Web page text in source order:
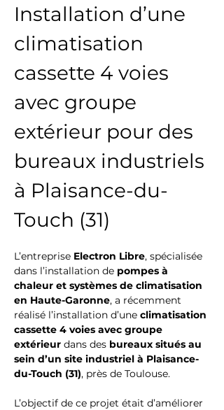
Installation d’une
climatisation
cassette 4 voies
avec groupe
extérieur pour des
bureaux industriels
à Plaisance-du-
Touch (31)
L’entreprise Electron Libre, spécialisée
dans l’installation de pompes à
chaleur et systèmes de climatisation
en Haute-Garonne, a récemment
réalisé l’installation d’une climatisation
cassette 4 voies avec groupe
extérieur dans des bureaux situés au
sein d’un site industriel à Plaisance-
du-Touch (31), près de Toulouse.
L’objectif de ce projet était d’améliorer